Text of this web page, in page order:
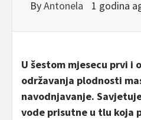
ByAntonela 1 godina
U šestom mjesecu prvi i
održavanja plodnosti
navodnjavanje.
vode prisutne u tlu koja